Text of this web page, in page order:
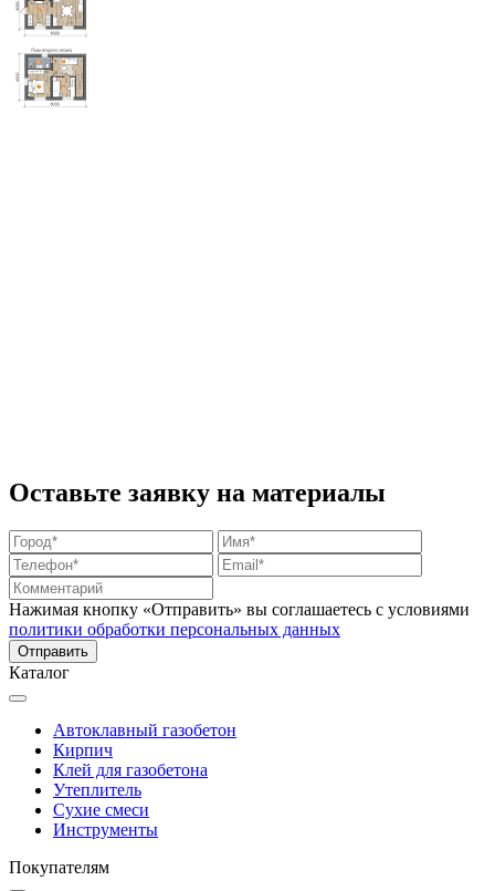
Оставьте заявку на материалы
Нажимая кнопку «Отправить» вы соглашаетесь с условиями
политики обработки персональных данных
Каталог
Автоклавный газобетон
Кирпич
Клей для газобетона
Утеплитель
Сухие смеси
Инструменты
Покупателям